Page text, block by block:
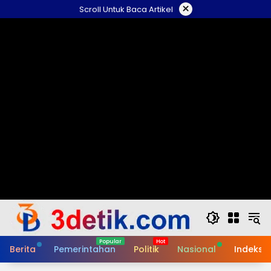
to
Scroll Untuk Baca Artikel ×
Berita Pemerintahan Politik Nasional Indeks